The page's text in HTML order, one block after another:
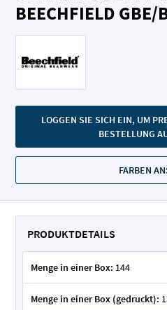
BEECHFIELD GBE/
LOGGEN SIE SICH EIN, UM
BESTELLUNG
FARBEN
Bildgalerie
PRODUKTDETAILS
Menge in einer Box: 144
Menge in einer Box (gedruckt):